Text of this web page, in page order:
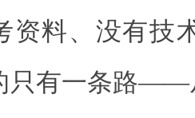
资料、没有技
只有一条路——